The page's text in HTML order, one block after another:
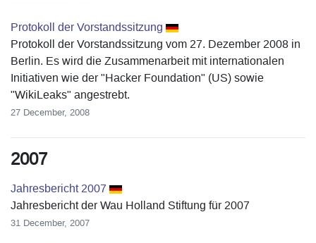
Protokoll der Vorstandssitzung
Protokoll der Vorstandssitzung vom 27. Dezember 2008 in
Berlin. Es wird die Zusammenarbeit mit internationalen
Initiativen wie der "Hacker Foundation" (US) sowie
"WikiLeaks" angestrebt.
27 December, 2008
2007
Jahresbericht 2007
Jahresbericht der Wau Holland Stiftung für 2007
31 December, 2007